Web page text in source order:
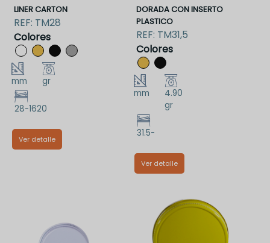
LINER CARTON
REF: TM28
Colores
mm gr
28-1620
Ver detalle
DORADA CON INSERTO
PLASTICO
REF: TM31,5
Colores
mm
4.90
gr
31.5-
Ver detalle